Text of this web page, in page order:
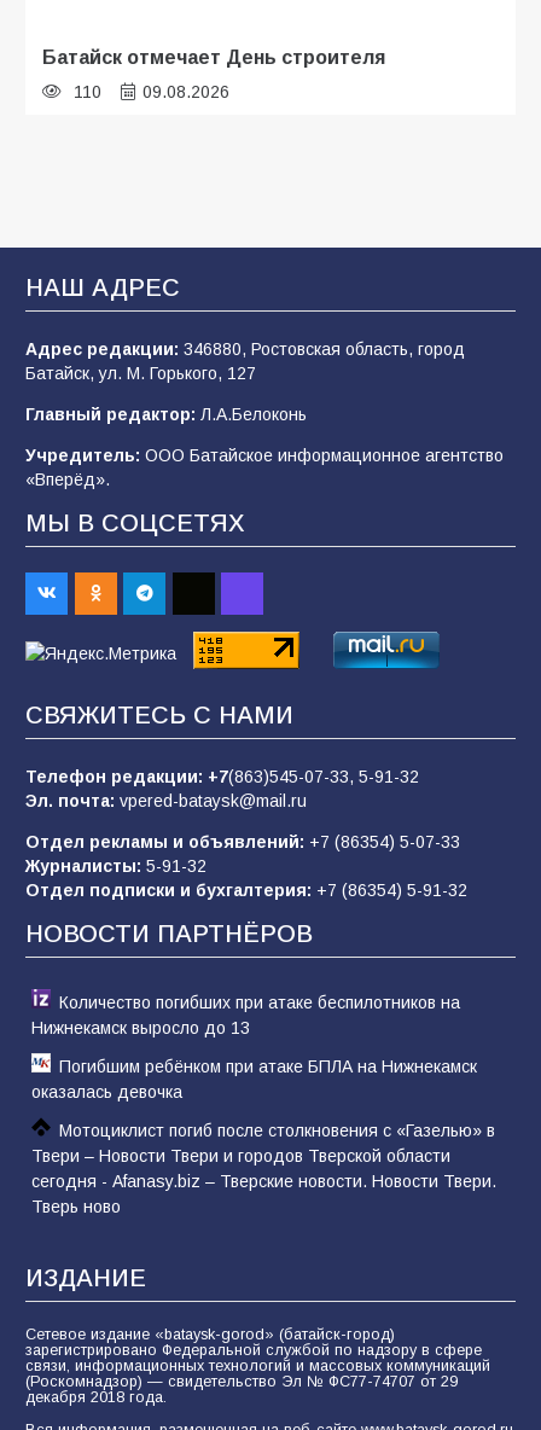
Батайск отмечает День строителя
110 09.08.2026
Батайским спортсменам вручили награды
«Слухи — не указ»: почему разговоры о
07.08.2026
Командовал боем до последнего: герой
Евгений Остапенко
В библиотеке имени М.Ю. Лермонтова
состоялось литературно-творческое
сказку, рисуем в красках»
65 07.08.2026
НАШ АДРЕС
Адрес редакции: 346880, Ростовская область, город
Батайск, ул. М. Горького, 127
Главный редактор: Л.А.Белоконь
Учредитель: ООО Батайское информационное агентство
«Вперёд».
МЫ В СОЦСЕТЯХ
СВЯЖИТЕСЬ С НАМИ
Телефон редакции: +7(863)545-07-33, 5-91-32
Эл. почта: vpered-bataysk@mail.ru
Отдел рекламы и объявлений: +7 (86354) 5-07-33
Журналисты: 5-91-32
Отдел подписки и бухгалтерия: +7 (86354) 5-91-32
НОВОСТИ ПАРТНЁРОВ
Количество погибших при атаке беспилотников на
Нижнекамск выросло до 13
Погибшим ребёнком при атаке БПЛА на Нижнекамск
оказалась девочка
Мотоциклист погиб после столкновения с «Газелью» в
Твери – Новости Твери и городов Тверской области
сегодня - Afanasy.biz – Тверские новости. Новости Твери.
Тверь ново
ИЗДАНИЕ
Сетевое издание «bataysk-gorod» (батайск-город)
зарегистрировано Федеральной службой по надзору в сфере
связи, информационных технологий и массовых коммуникаций
(Роскомнадзор) — свидетельство Эл № ФС77-74707 от 29
декабря 2018 года.